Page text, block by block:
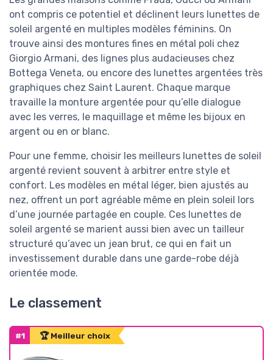
ont compris ce potentiel et déclinent leurs lunettes de
soleil argenté en multiples modèles féminins. On
trouve ainsi des montures fines en métal poli chez
Giorgio Armani, des lignes plus audacieuses chez
Bottega Veneta, ou encore des lunettes argentées très
graphiques chez Saint Laurent. Chaque marque
travaille la monture argentée pour qu’elle dialogue
avec les verres, le maquillage et même les bijoux en
argent ou en or blanc.
Pour une femme, choisir les meilleurs lunettes de soleil
argenté revient souvent à arbitrer entre style et
confort. Les modèles en métal léger, bien ajustés au
nez, offrent un port agréable même en plein soleil lors
d’une journée partagée en couple. Ces lunettes de
soleil argenté se marient aussi bien avec un tailleur
structuré qu’avec un jean brut, ce qui en fait un
investissement durable dans une garde-robe déjà
orientée mode.
Le classement
#1 🏆 Meilleur choix